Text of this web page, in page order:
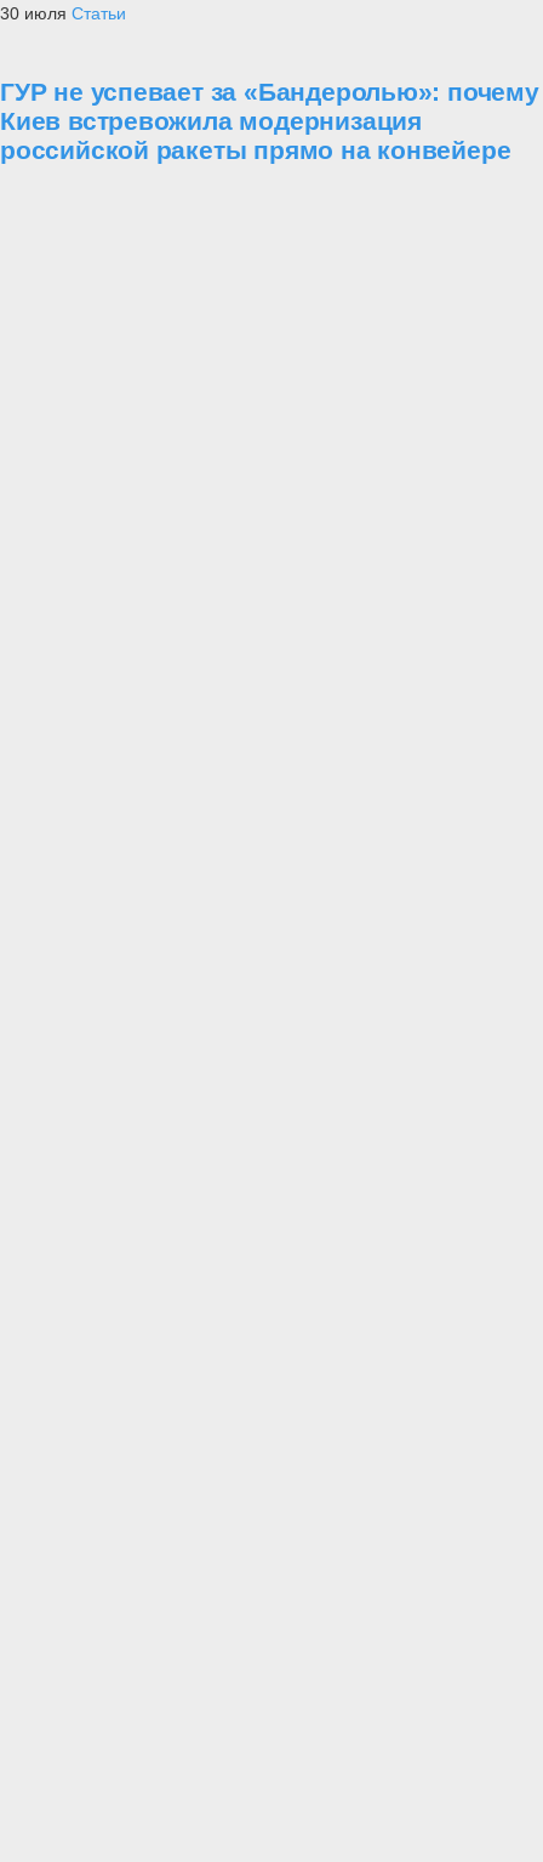
30 июля Статьи
ГУР не успевает за «Бандеролью»: почему
Киев встревожила модернизация
российской ракеты прямо на конвейере